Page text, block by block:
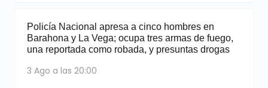
Policía Nacional apresa a cinco hombres en
Barahona y La Vega; ocupa tres armas de fuego,
una reportada como robada, y presuntas drogas
3 Ago a las 20:00